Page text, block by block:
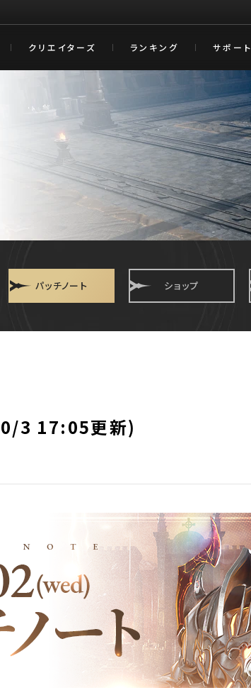
クリエイターズ ランキング サポート
パッチノート ショップ
3 17:05更新)